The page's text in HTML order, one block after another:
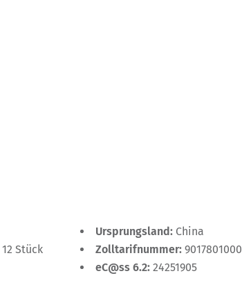
12 Stück
Ursprungsland: China
Zolltarifnummer: 9017801000
eC@ss 6.2: 24251905